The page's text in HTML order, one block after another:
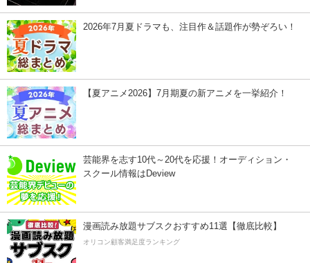
2026年7月夏ドラマも、注目作＆話題作が勢ぞろい！
【夏アニメ2026】7月期夏の新アニメを一挙紹介！
芸能界を志す10代～20代を応援！オーディション・
スクール情報はDeview
漫画読み放題サブスクおすすめ11選【徹底比較】
オリコン顧客満足度ランキング